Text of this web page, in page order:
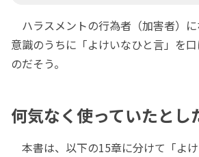
ハラスメントの行為者（加害者）
意識のうちに「よけいなひと言」を
のだそう。
何気なく使っていたとし
本書は、以下の15章に分けて「よ